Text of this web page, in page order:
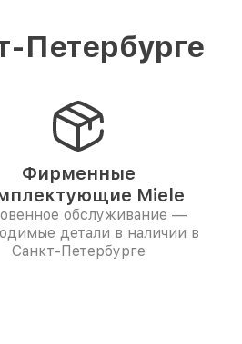
Петербурге
Фирменные
Miele
обслуживание —
детали в наличии в
Санкт-Петербурге